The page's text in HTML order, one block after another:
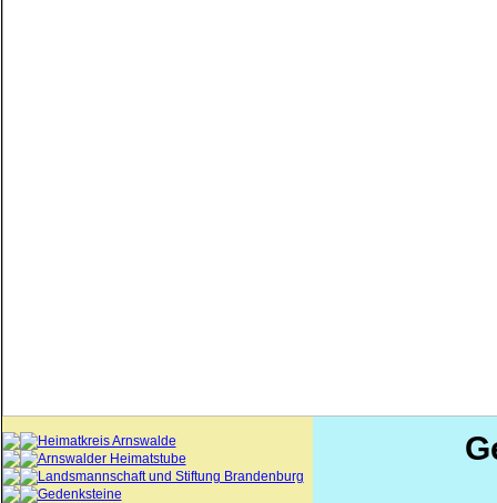
Heimatkreis Arnswalde
Arnswalder Heimatstube
Landsmannschaft und Stiftung Brandenburg
Gedenksteine